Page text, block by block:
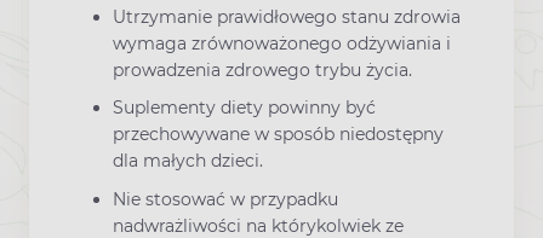
Utrzymanie prawidłowego stanu zdrowia
wymaga zrównoważonego odżywiania i
prowadzenia zdrowego trybu życia.
Suplementy diety powinny być
przechowywane w sposób niedostępny
dla małych dzieci.
Nie stosować w przypadku
nadwrażliwości na którykolwiek ze